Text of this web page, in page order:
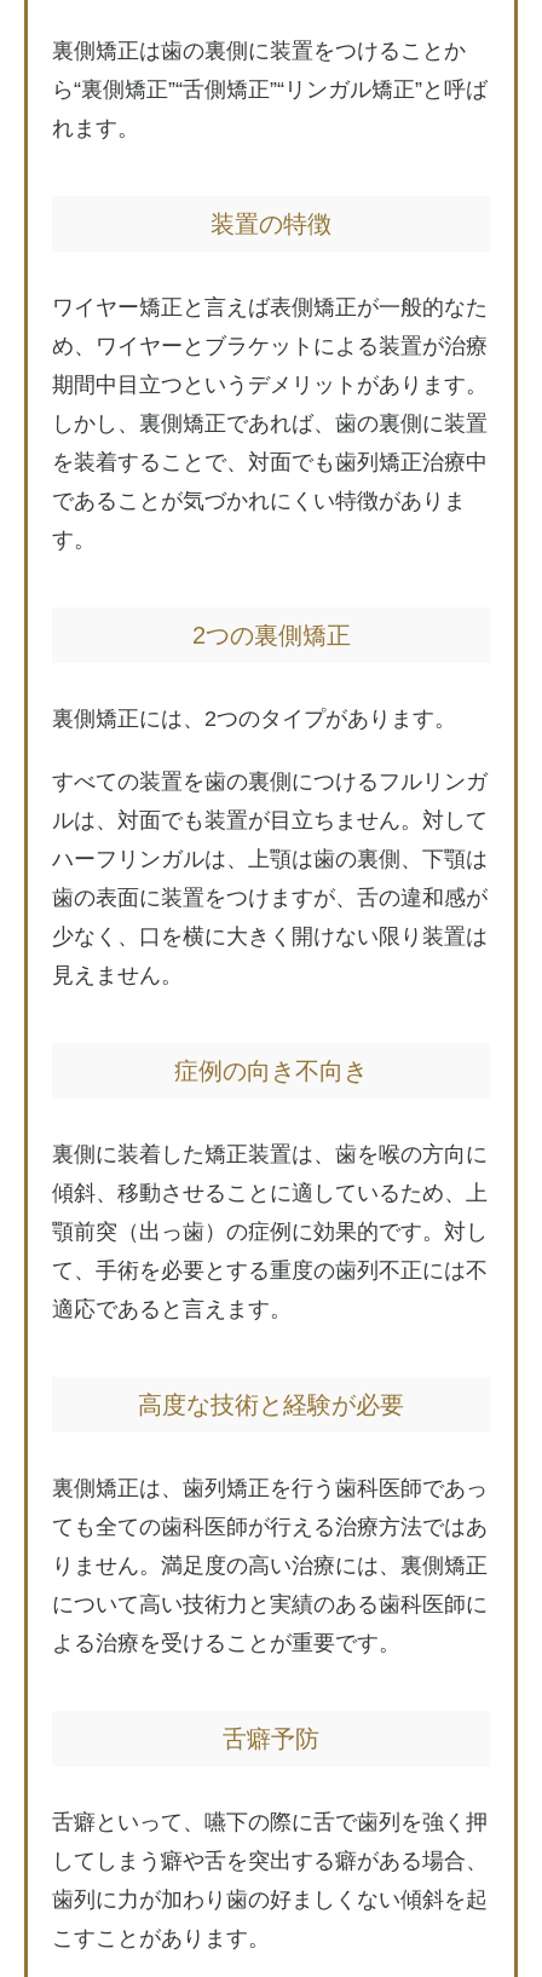
裏側矯正は歯の裏側に装置をつけることか
ら“裏側矯正”“舌側矯正”“リンガル矯正”と呼ば
れます。
装置の特徴
ワイヤー矯正と言えば表側矯正が一般的なた
め、ワイヤーとブラケットによる装置が治療
期間中目立つというデメリットがあります。
しかし、裏側矯正であれば、歯の裏側に装置
を装着することで、対面でも歯列矯正治療中
であることが気づかれにくい特徴がありま
す。
2つの裏側矯正
裏側矯正には、2つのタイプがあります。
すべての装置を歯の裏側につけるフルリンガ
ルは、対面でも装置が目立ちません。対して
ハーフリンガルは、上顎は歯の裏側、下顎は
歯の表面に装置をつけますが、舌の違和感が
少なく、口を横に大きく開けない限り装置は
見えません。
症例の向き不向き
裏側に装着した矯正装置は、歯を喉の方向に
傾斜、移動させることに適しているため、上
顎前突（出っ歯）の症例に効果的です。対し
て、手術を必要とする重度の歯列不正には不
適応であると言えます。
高度な技術と経験が必要
裏側矯正は、歯列矯正を行う歯科医師であっ
ても全ての歯科医師が行える治療方法ではあ
りません。満足度の高い治療には、裏側矯正
について高い技術力と実績のある歯科医師に
よる治療を受けることが重要です。
舌癖予防
舌癖といって、嚥下の際に舌で歯列を強く押
してしまう癖や舌を突出する癖がある場合、
歯列に力が加わり歯の好ましくない傾斜を起
こすことがあります。